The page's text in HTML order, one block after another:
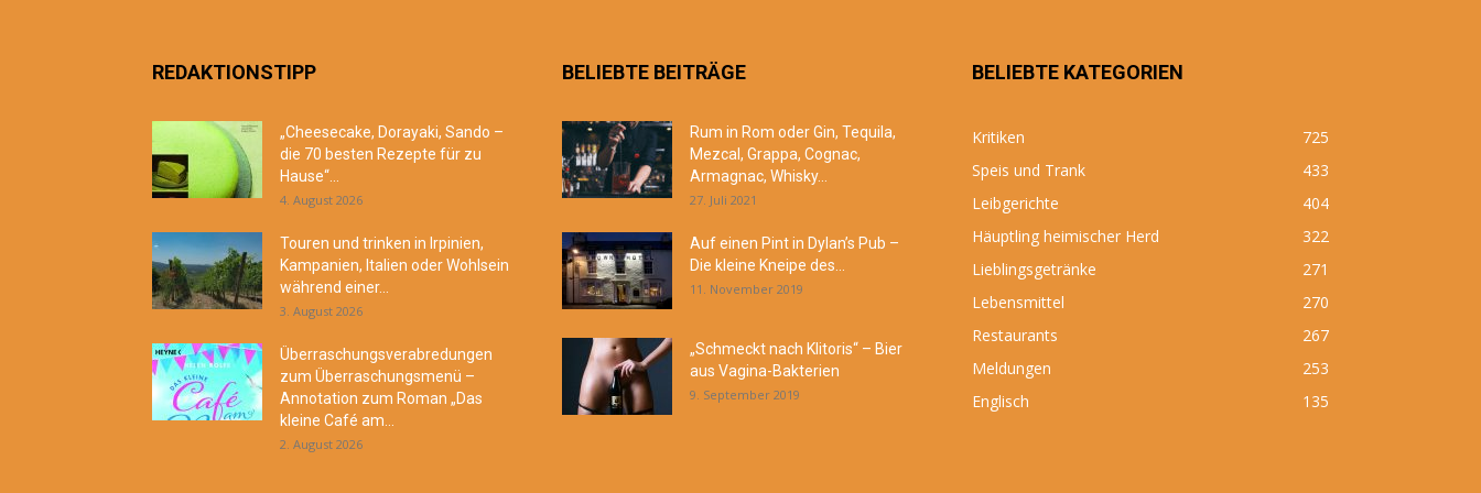
REDAKTIONSTIPP
„Cheesecake, Dorayaki, Sando –
die 70 besten Rezepte für zu
Hause“...
4. August 2026
Touren und trinken in Irpinien,
Kampanien, Italien oder Wohlsein
während einer...
3. August 2026
Überraschungsverabredungen
zum Überraschungsmenü –
Annotation zum Roman „Das
kleine Café am...
2. August 2026
BELIEBTE BEITRÄGE
Rum in Rom oder Gin, Tequila,
Mezcal, Grappa, Cognac,
Armagnac, Whisky...
27. Juli 2021
Auf einen Pint in Dylan’s Pub –
Die kleine Kneipe des...
11. November 2019
„Schmeckt nach Klitoris“ – Bier
aus Vagina-Bakterien
9. September 2019
BELIEBTE KATEGORIEN
Kritiken
725
Speis und Trank
433
Leibgerichte
404
Häuptling heimischer Herd
322
Lieblingsgetränke
271
Lebensmittel
270
Restaurants
267
Meldungen
253
Englisch
135